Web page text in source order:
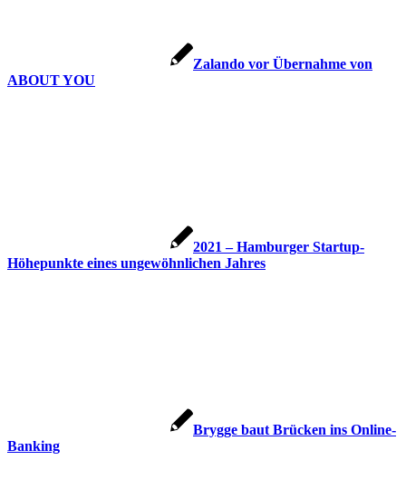
Zalando vor Übernahme von
ABOUT YOU
2021 – Hamburger Startup-
Höhepunkte eines ungewöhnlichen Jahres
Brygge baut Brücken ins Online-
Banking